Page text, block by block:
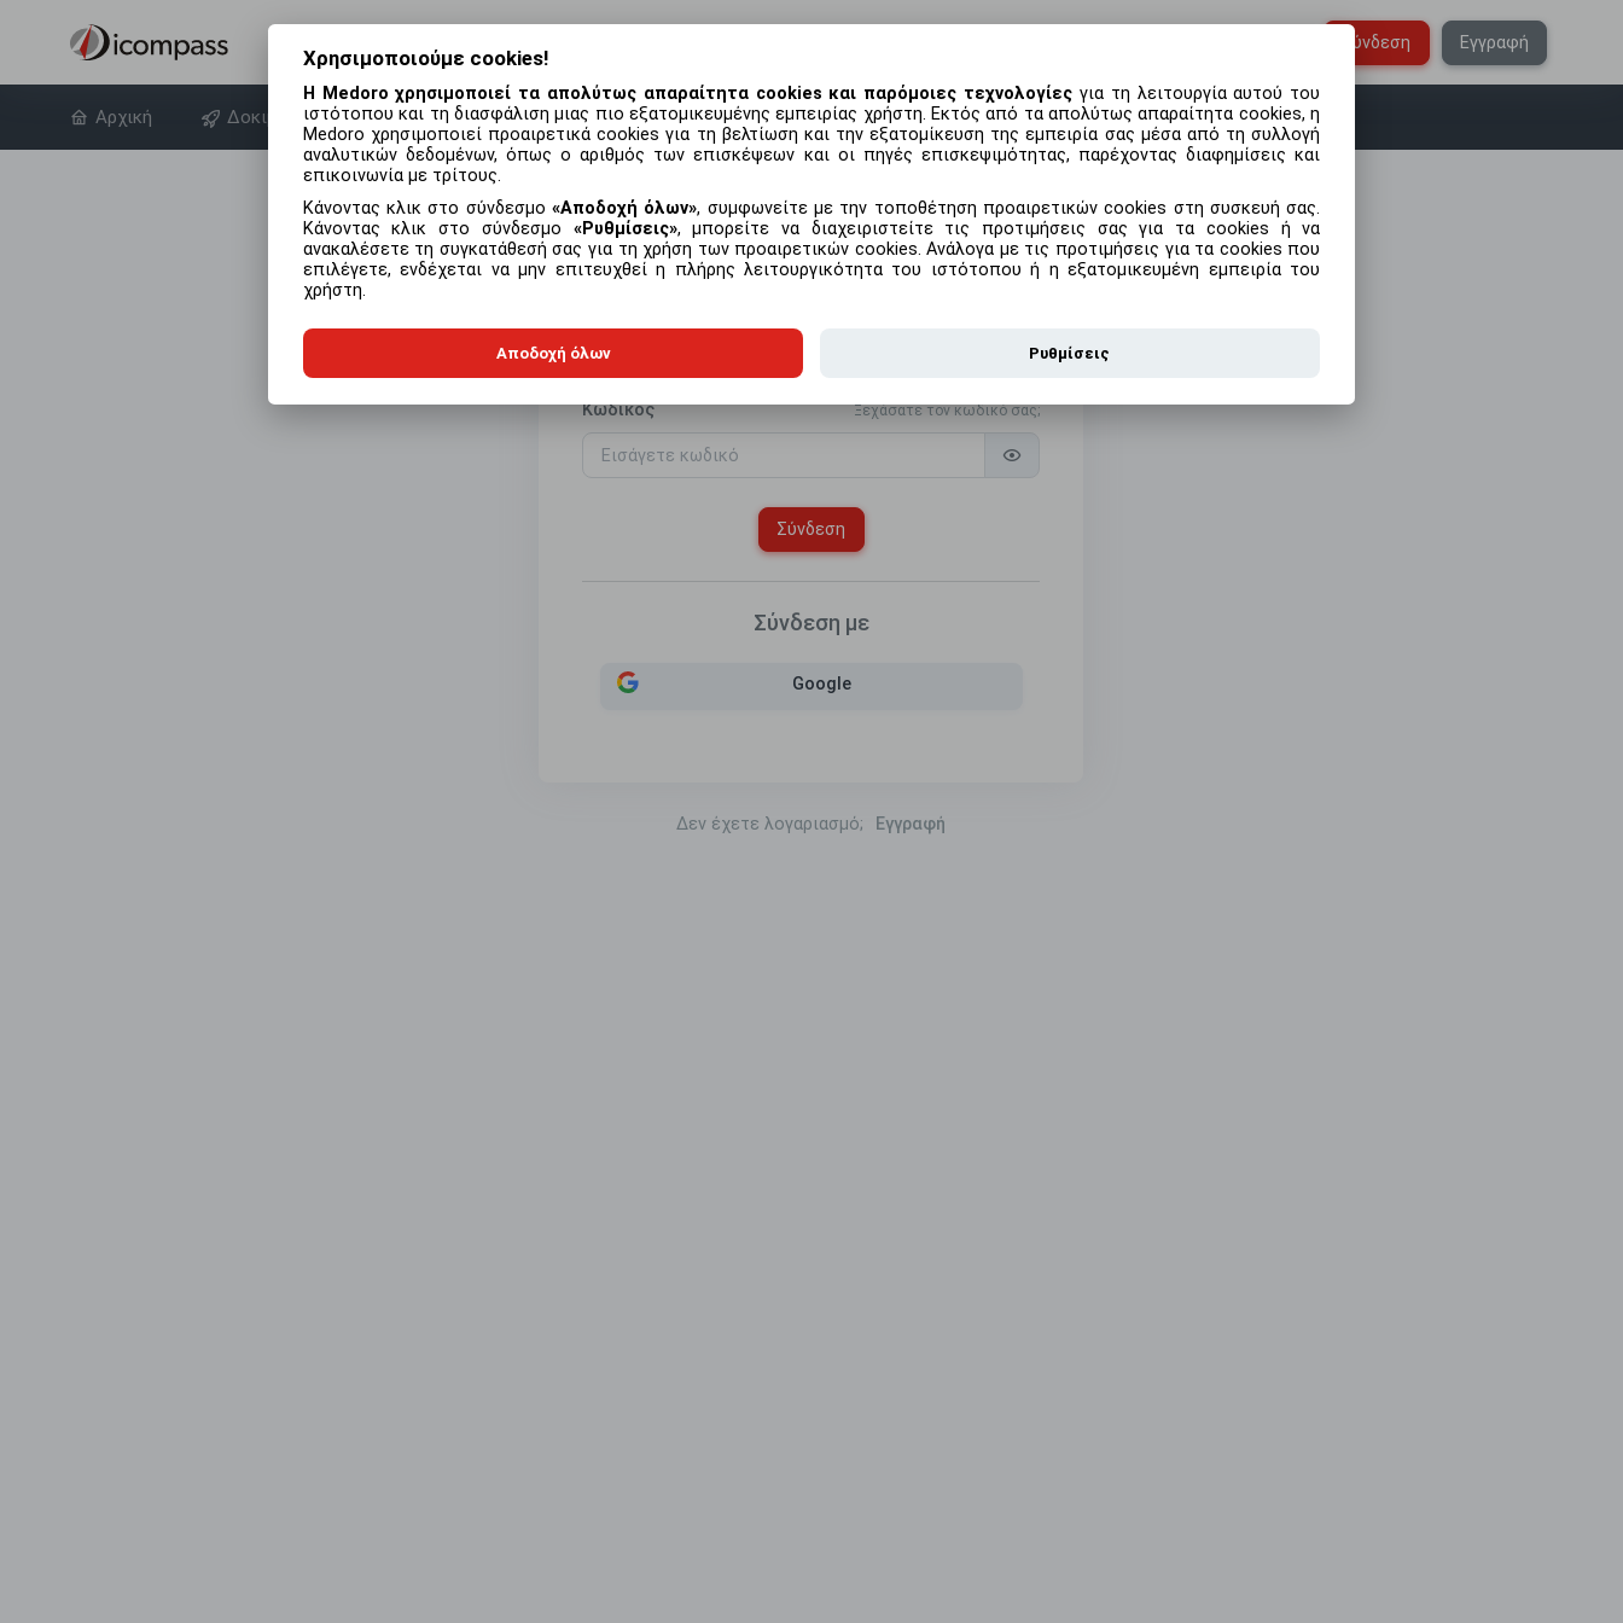
Σύνδεση Εγγραφή
Αρχική Δοκιμάστε δωρεάν Σχετικά με το προϊόν Συχνές ερωτήσεις
Σύνδεση
Ξεχάσατε τον κωδικό σας;
Κωδικός
Σύνδεση
Σύνδεση με
Google
Δεν έχετε λογαριασμό; Εγγραφή
Χρησιμοποιούμε cookies!
Η Medoro χρησιμοποιεί τα απολύτως απαραίτητα cookies και παρόμοιες τεχνολογίες για τη λειτουργία αυτού του
ιστότοπου και τη διασφάλιση μιας πιο εξατομικευμένης εμπειρίας χρήστη. Εκτός από τα απολύτως απαραίτητα cookies, η
Medoro χρησιμοποιεί προαιρετικά cookies για τη βελτίωση και την εξατομίκευση της εμπειρία σας μέσα από τη συλλογή
αναλυτικών δεδομένων, όπως ο αριθμός των επισκέψεων και οι πηγές επισκεψιμότητας, παρέχοντας διαφημίσεις και
επικοινωνία με τρίτους.
Κάνοντας κλικ στο σύνδεσμο Αποδοχή όλων , συμφωνείτε με την τοποθέτηση προαιρετικών cookies στη συσκευή σας.
Κάνοντας κλικ στο σύνδεσμο
Ρυθμίσεις , μπορείτε να διαχειριστείτε τις προτιμήσεις σας για τα cookies ή να
ανακαλέσετε τη συγκατάθεσή σας για τη χρήση των προαιρετικών cookies. Ανάλογα με τις προτιμήσεις για τα cookies που
επιλέγετε, ενδέχεται να μην επιτευχθεί η πλήρης λειτουργικότητα του ιστότοπου ή η εξατομικευμένη εμπειρία του
χρήστη.
Αποδοχή όλων Ρυθμίσεις